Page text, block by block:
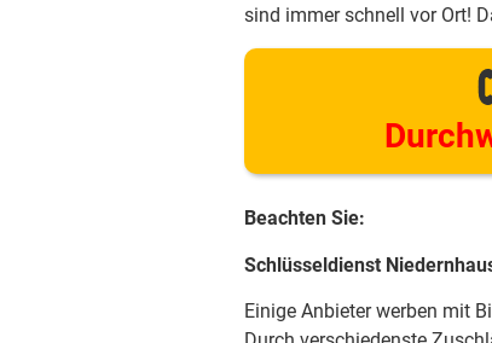
sind immer schnell vor Ort!
Beachten Sie:
Schlüsseldienst
Einige Anbieter werben mit